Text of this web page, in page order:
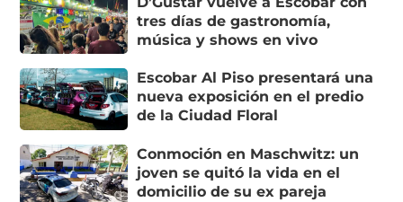
tres días de gastronomía,
música y shows en vivo
Escobar Al Piso presentará una
nueva exposición en el predio
de la Ciudad Floral
Conmoción en Maschwitz: un
joven se quitó la vida en el
domicilio de su ex pareja